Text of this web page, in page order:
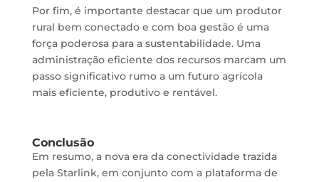
Por fim, é importante destacar que um produtor
rural bem conectado e com boa gestão é uma
força poderosa para a sustentabilidade. Uma
administração eficiente dos recursos marcam um
passo significativo rumo a um futuro agrícola
mais eficiente, produtivo e rentável.
Conclusão
Em resumo, a nova era da conectividade trazida
pela Starlink, em conjunto com a plataforma de